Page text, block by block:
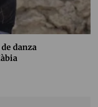
danza